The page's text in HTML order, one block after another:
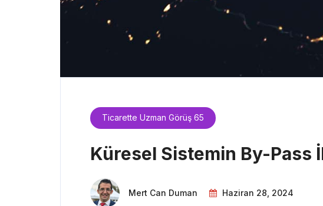
Ticarette Uzman Görüş 65
Küresel Sistemin By-Pass
Mert Can Duman Haziran 28, 2024